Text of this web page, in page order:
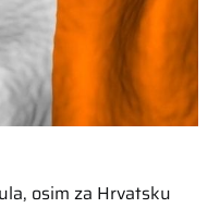
osim za Hrvatsku